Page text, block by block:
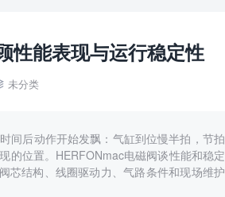
性能表现与运行稳定性
未分类
间后动作开始发飘：气缸到位慢半拍，节拍
的位置。HERFONmac电磁阀谈性能和稳定
芯结构、线圈驱动力、气路条件和现场维护